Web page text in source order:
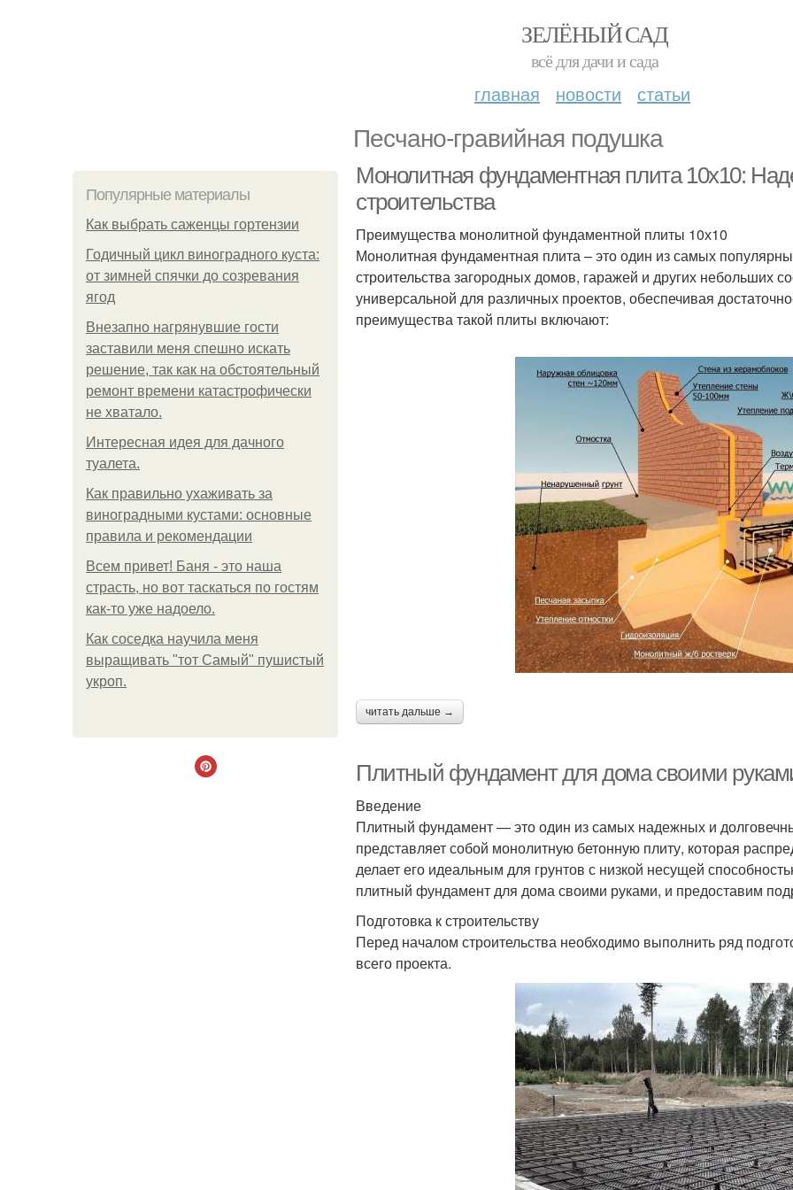
ЗЕЛЁНЫЙ САД
всё для дачи и сада
главная новости статьи
Песчано-гравийная подушка
Популярные материалы
Как выбрать саженцы гортензии
Годичный цикл виноградного куста:
от зимней спячки до созревания
ягод
Внезапно нагрянувшие гости
заставили меня спешно искать
решение, так как на обстоятельный
ремонт времени катастрофически
не хватало.
Интересная идея для дачного
туалета.
Как правильно ухаживать за
виноградными кустами: основные
правила и рекомендации
Всем привет! Баня - это наша
страсть, но вот таскаться по гостям
как-то уже надоело.
Как соседка научила меня
выращивать "тот Самый" пушистый
укроп.
Монолитная фундаментная плита 10х10:
строительства
Преимущества монолитной фундаментной плиты 10х10
Монолитная фундаментная плита – это один из самых
строительства загородных домов, гаражей и других небольших
универсальной для различных проектов, обеспечивая
преимущества такой плиты включают:
читать дальше →
Плитный фундамент для дома своими
Введение
Плитный фундамент — это один из самых надежных и
представляет собой монолитную бетонную плиту, которая
делает его идеальным для грунтов с низкой несущей
плитный фундамент для дома своими руками, и предоставим
Подготовка к строительству
Перед началом строительства необходимо выполнить ряд
всего проекта.